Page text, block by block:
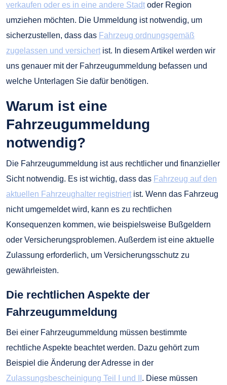
verkaufen oder es in eine andere Stadt oder Region
umziehen möchten. Die Ummeldung ist notwendig, um
sicherzustellen, dass das Fahrzeug ordnungsgemäß
zugelassen und versichert ist. In diesem Artikel werden wir
uns genauer mit der Fahrzeugummeldung befassen und
welche Unterlagen Sie dafür benötigen.
Warum ist eine
Fahrzeugummeldung
notwendig?
Die Fahrzeugummeldung ist aus rechtlicher und finanzieller
Sicht notwendig. Es ist wichtig, dass das Fahrzeug auf den
aktuellen Fahrzeughalter registriert ist. Wenn das Fahrzeug
nicht umgemeldet wird, kann es zu rechtlichen
Konsequenzen kommen, wie beispielsweise Bußgeldern
oder Versicherungsproblemen. Außerdem ist eine aktuelle
Zulassung erforderlich, um Versicherungsschutz zu
gewährleisten.
Die rechtlichen Aspekte der
Fahrzeugummeldung
Bei einer Fahrzeugummeldung müssen bestimmte
rechtliche Aspekte beachtet werden. Dazu gehört zum
Beispiel die Änderung der Adresse in der
Zulassungsbescheinigung Teil I und II . Diese müssen